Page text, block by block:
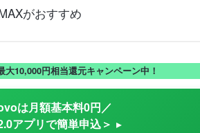
がおすすめ
大10,000円相当還元キャンペーン中！
は月額基本料0円／
アプリで簡単申込＞